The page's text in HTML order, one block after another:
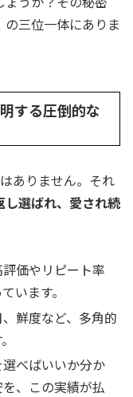
の三位一体にありま
する圧倒的な
ありません。それ
選ばれ、愛され続
価やリピート率
います。
鮮度など、多角的
選べばいいか分か
、この実績が払